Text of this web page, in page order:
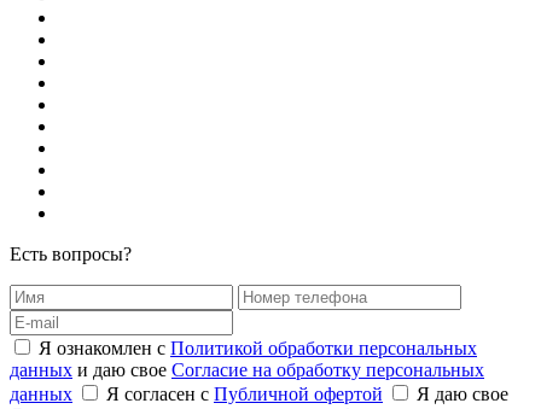
Есть вопросы?
Я ознакомлен с Политикой обработки персональных
данных и даю свое Согласие на обработку персональных
данных
Я согласен с Публичной офертой
Я даю свое